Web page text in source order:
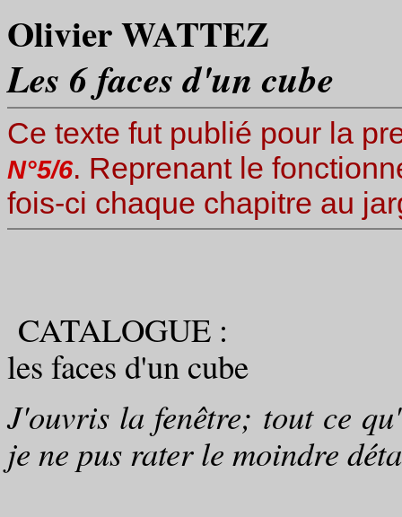
Olivier WATTEZ
Les 6 faces d'un cube
Ce texte fut publié pour la
N°5/6. Reprenant le
fois-ci chaque chapitre au
CATALOGUE :
les faces d'un cube
J'ouvris la fenêtre; tout ce
je ne pus rater le moindre